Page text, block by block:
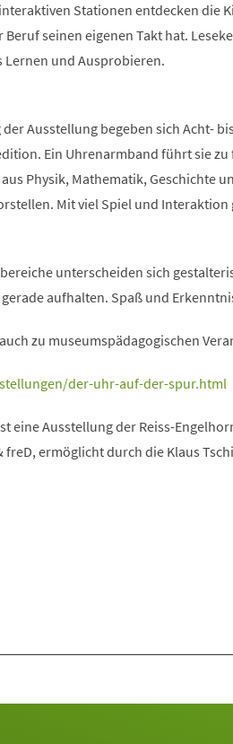
Stationen entdecken die
Beruf seinen eigenen Takt hat.
Lernen und Ausprobieren.
Ausstellung begeben sich Acht-
Ein Uhrenarmband führt sie
Physik, Mathematik, Geschichte
Mit viel Spiel und Interaktion
unterscheiden sich
aufhalten. Spaß und
zu museumspädagogischen
der-uhr-auf-der-spur.html
eine Ausstellung der Reiss-
freD, ermöglicht durch die Klaus